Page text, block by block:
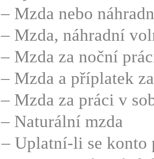
– Mzda nebo
– Mzda, náhradní
– Mzda za noční
– Mzda a příplatek
– Mzda za práci v
– Naturální mzda
– Uplatní-li se konto